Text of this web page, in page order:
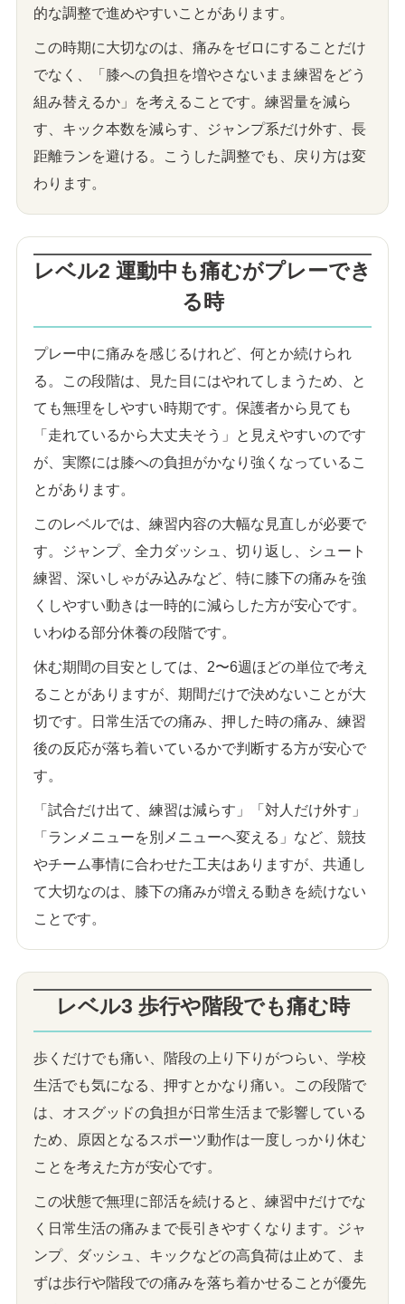
的な調整で進めやすいことがあります。
この時期に大切なのは、痛みをゼロにすることだけ
でなく、「膝への負担を増やさないまま練習をどう
組み替えるか」を考えることです。練習量を減ら
す、キック本数を減らす、ジャンプ系だけ外す、長
距離ランを避ける。こうした調整でも、戻り方は変
わります。
レベル2 運動中も痛むがプレーでき
る時
プレー中に痛みを感じるけれど、何とか続けられ
る。この段階は、見た目にはやれてしまうため、と
ても無理をしやすい時期です。保護者から見ても
「走れているから大丈夫そう」と見えやすいのです
が、実際には膝への負担がかなり強くなっているこ
とがあります。
このレベルでは、練習内容の大幅な見直しが必要で
す。ジャンプ、全力ダッシュ、切り返し、シュート
練習、深いしゃがみ込みなど、特に膝下の痛みを強
くしやすい動きは一時的に減らした方が安心です。
いわゆる部分休養の段階です。
休む期間の目安としては、2〜6週ほどの単位で考え
ることがありますが、期間だけで決めないことが大
切です。日常生活での痛み、押した時の痛み、練習
後の反応が落ち着いているかで判断する方が安心で
す。
「試合だけ出て、練習は減らす」「対人だけ外す」
「ランメニューを別メニューへ変える」など、競技
やチーム事情に合わせた工夫はありますが、共通し
て大切なのは、膝下の痛みが増える動きを続けない
ことです。
レベル3 歩行や階段でも痛む時
歩くだけでも痛い、階段の上り下りがつらい、学校
生活でも気になる、押すとかなり痛い。この段階で
は、オスグッドの負担が日常生活まで影響している
ため、原因となるスポーツ動作は一度しっかり休む
ことを考えた方が安心です。
この状態で無理に部活を続けると、練習中だけでな
く日常生活の痛みまで長引きやすくなります。ジャ
ンプ、ダッシュ、キックなどの高負荷は止めて、ま
ずは歩行や階段での痛みを落ち着かせることが優先